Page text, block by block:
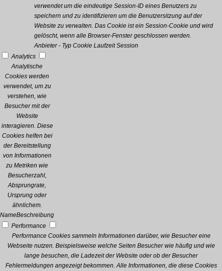
verwendet um die eindeutige Session-ID eines Benutzers zu
speichern und zu identifizieren um die Benutzersitzung auf der
Website zu verwalten. Das Cookie ist ein Session-Cookie und wird
gelöscht, wenn alle Browser-Fenster geschlossen werden.
Anbieter - Typ Cookie Laufzeit Session
Analytics
Analytische
Cookies werden
verwendet, um zu
verstehen, wie
Besucher mit der
Website
interagieren. Diese
Cookies helfen bei
der Bereitstellung
von Informationen
zu Metriken wie
Besucherzahl,
Absprungrate,
Ursprung oder
ähnlichem.
NameBeschreibung
Performance
Performance Cookies sammeln Informationen darüber, wie Besucher eine
Webseite nutzen. Beispielsweise welche Seiten Besucher wie häufig und wie
lange besuchen, die Ladezeit der Website oder ob der Besucher
Fehlermeldungen angezeigt bekommen. Alle Informationen, die diese Cookies